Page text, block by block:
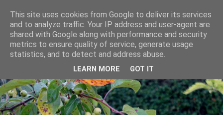
Ullas have
- en knoldesparkers betragtninger
This site uses cookies from Google to deliver its services
and to analyze traffic. Your IP address and user-agent are
shared with Google along with performance and security
metrics to ensure quality of service, generate usage
statistics, and to detect and address abuse.
LEARN MORE GOT IT